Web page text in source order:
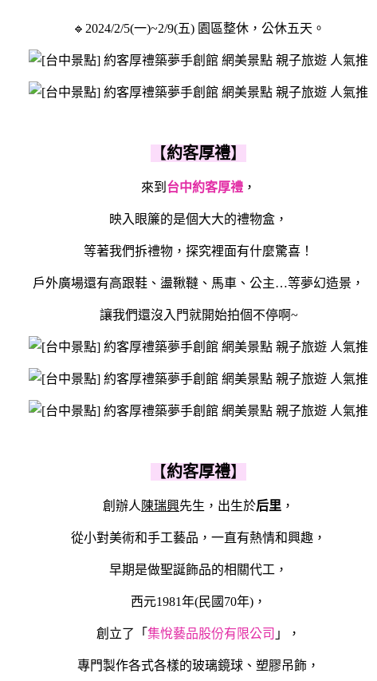
🔹2024/2/5(一)~2/9(五) 園區整休，公休五天。
【約客厚禮】
來到 台中約客厚禮 ，
映入眼簾的是個大大的禮物盒，
等著我們拆禮物，探究裡面有什麼驚喜！
戶外廣場還有高跟鞋、盪鞦韃、馬車、公主…等夢幻造景，
讓我們還沒入門就開始拍個不停啊~
【約客厚禮】
創辦人 陳瑞興先生，出生於后里 ，
從小對美術和手工藝品，一直有熱情和興趣，
早期是做聖誕飾品的相關代工，
西元1981年(民國70年)，
創立了「 集悅藝品股份有限公司 」，
專門製作各式各樣的玻璃鏡球、塑膠吊飾，